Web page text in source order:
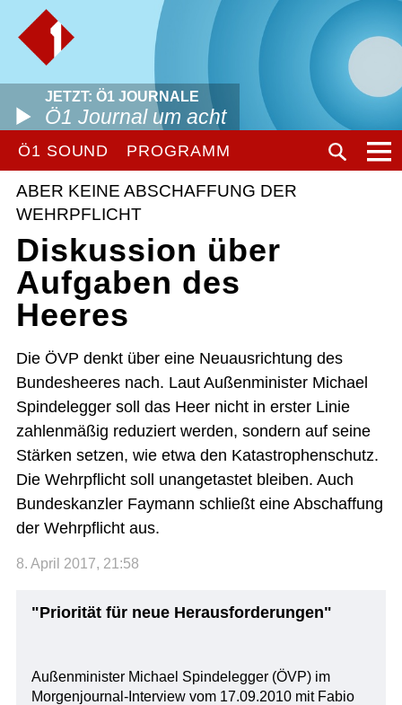
JETZT: Ö1 JOURNALE
Ö1 Journal um acht
Ö1 SOUND PROGRAMM
ABER KEINE ABSCHAFFUNG DER
WEHRPFLICHT
Diskussion über
Aufgaben des
Heeres
Die ÖVP denkt über eine Neuausrichtung des
Bundesheeres nach. Laut Außenminister Michael
Spindelegger soll das Heer nicht in erster Linie
zahlenmäßig reduziert werden, sondern auf seine
Stärken setzen, wie etwa den Katastrophenschutz.
Die Wehrpflicht soll unangetastet bleiben. Auch
Bundeskanzler Faymann schließt eine Abschaffung
der Wehrpflicht aus.
8. April 2017, 21:58
"Priorität für neue Herausforderungen"
Außenminister Michael Spindelegger (ÖVP) im
Morgenjournal-Interview vom 17.09.2010 mit Fabio